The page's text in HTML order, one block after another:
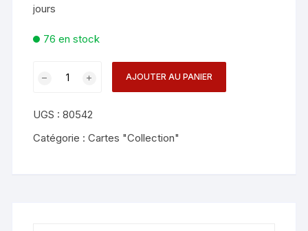
jours
76 en stock
Kamiarizuki
(Kokichi
AJOUTER AU PANIER
UGS :80542
Catégorie :Cartes "Collection"